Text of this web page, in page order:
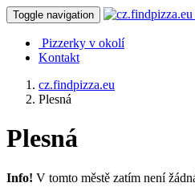
Toggle navigation
Pizzerky v okolí
Kontakt
cz.findpizza.eu
Plesná
Plesná
Info! V tomto městě zatím není